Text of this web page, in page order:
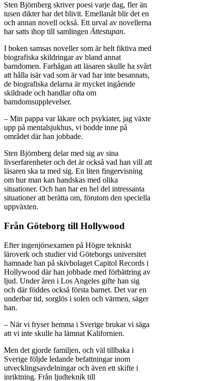
Sten Björnberg skriver poesi varje dag, fler än
tusen dikter har det blivit. Emellanåt blir det en
och annan novell också. Ett urval av novellerna
har satts ihop till samlingen Ättestupan.
I boken samsas noveller som är helt fiktiva med
biografiska skildringar av bland annat
barndomen. Farhågan att läsaren skulle ha svårt
att hålla isär vad som är vad har inte besannats,
de biografiska delarna är mycket ingående
skildrade och handlar ofta om
barndomsupplevelser.
– Min pappa var läkare och psykiater, jag växte
upp på mentalsjukhus, vi bodde inne på
området där han jobbade.
Sten Björnberg delar med sig av sina
livserfarenheter och det är också vad han vill att
läsaren ska ta med sig. En liten fingervisning
om hur man kan handskas med olika
situationer. Och han har en hel del intressanta
situationer att berätta om, förutom den speciella
uppväxten.
Från Göteborg till Hollywood
Efter ingenjörsexamen på Högre tekniskt
läroverk och studier vid Göteborgs universitet
hamnade han på skivbolaget Capitol Records i
Hollywood där han jobbade med förbättring av
ljud. Under åren i Los Angeles gifte han sig
och där föddes också första barnet. Det var en
underbar tid, sorglös i solen och värmen, säger
han.
– När vi fryser hemma i Sverige brukar vi säga
att vi inte skulle ha lämnat Kalifornien.
Men det gjorde familjen, och väl tillbaka i
Sverige följde ledande befattningar inom
utvecklingsavdelningar och även ett skifte i
inriktning. Från ljudteknik till